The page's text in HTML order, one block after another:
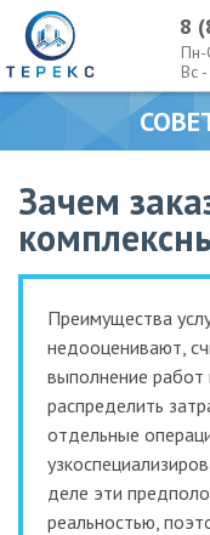
8
Пн-
Вс
Зачем
Преимущества
недооценивают,
выполнение
распределить
отдельные
деле эти
реальностью,